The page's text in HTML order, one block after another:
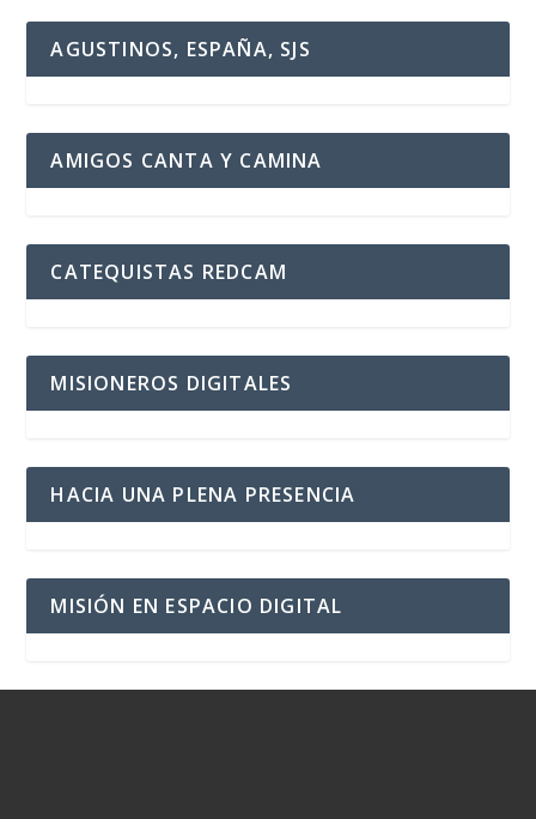
AGUSTINOS, ESPAÑA, SJS
AMIGOS CANTA Y CAMINA
CATEQUISTAS REDCAM
MISIONEROS DIGITALES
HACIA UNA PLENA PRESENCIA
MISIÓN EN ESPACIO DIGITAL